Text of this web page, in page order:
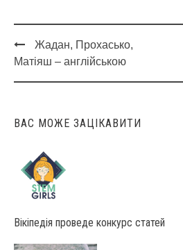
Post
navigation
Жадан, Прохасько,
Матіяш – англійською
ВАС МОЖЕ ЗАЦІКАВИТИ
Вікіпедія проведе конкурс статей